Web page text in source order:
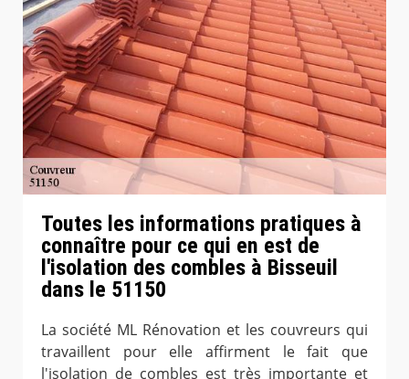
Toutes les informations pratiques à
connaître pour ce qui en est de
l'isolation des combles à Bisseuil
dans le 51150
La société ML Rénovation et les couvreurs qui
travaillent pour elle affirment le fait que
l'isolation de combles est très importante et